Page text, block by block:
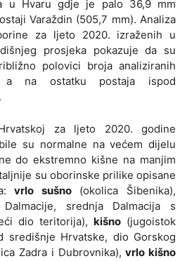
u Hvaru gdje je palo 36,9 mm
Varaždin (505,7 mm). Analiza
za ljeto 2020. izraženih u
prosjeka pokazuje da su
polovici broja analiziranih
a na ostatku postaja ispod
za ljeto 2020. godine
su normalne na većem dijelu
do ekstremno kišne na manjim
su oborinske prilike opisane
vrlo sušno(okolica Šibenika),
srednja Dalmacija s
dio teritorija), kišno (jugoistok
središnje Hrvatske, dio Gorskog
Zadra i Dubrovnika),vrlo kišno